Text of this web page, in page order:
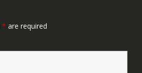
* are required